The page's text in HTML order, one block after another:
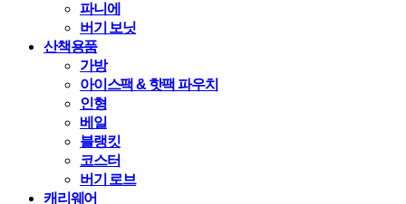
파니에
버기 보닛
산책용품
가방
아이스팩 & 핫팩 파우치
인형
베일
블랭킷
코스터
버기 로브
캐리웨어